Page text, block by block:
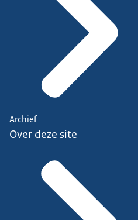
Archief
Over deze site